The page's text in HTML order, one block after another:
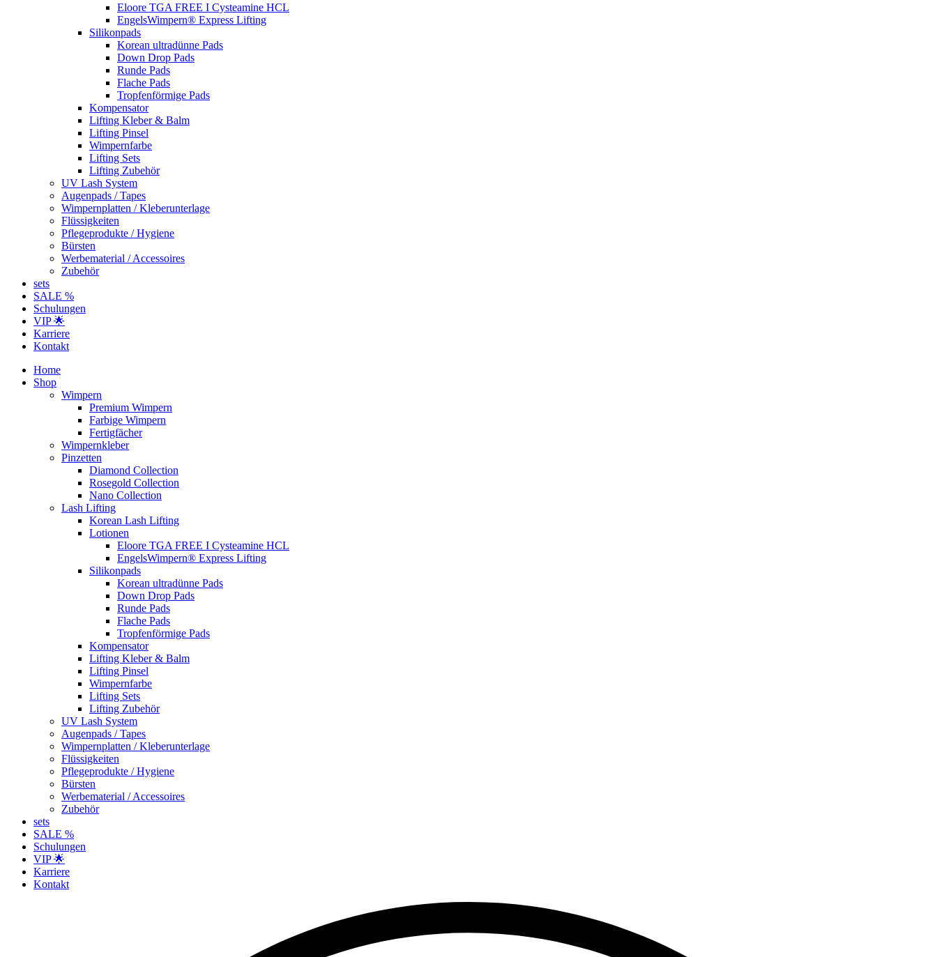
Eloore TGA FREE I Cysteamine HCL
EngelsWimpern® Express Lifting
Silikonpads
Korean ultradünne Pads
Down Drop Pads
Runde Pads
Flache Pads
Tropfenförmige Pads
Kompensator
Lifting Kleber & Balm
Lifting Pinsel
Wimpernfarbe
Lifting Sets
Lifting Zubehör
UV Lash System
Augenpads / Tapes
Wimpernplatten / Kleberunterlage
Flüssigkeiten
Pflegeprodukte / Hygiene
Bürsten
Werbematerial / Accessoires
Zubehör
sets
SALE %
Schulungen
VIP 🌟
Karriere
Kontakt
Home
Shop
Wimpern
Premium Wimpern
Farbige Wimpern
Fertigfächer
Wimpernkleber
Pinzetten
Diamond Collection
Rosegold Collection
Nano Collection
Lash Lifting
Korean Lash Lifting
Lotionen
Eloore TGA FREE I Cysteamine HCL
EngelsWimpern® Express Lifting
Silikonpads
Korean ultradünne Pads
Down Drop Pads
Runde Pads
Flache Pads
Tropfenförmige Pads
Kompensator
Lifting Kleber & Balm
Lifting Pinsel
Wimpernfarbe
Lifting Sets
Lifting Zubehör
UV Lash System
Augenpads / Tapes
Wimpernplatten / Kleberunterlage
Flüssigkeiten
Pflegeprodukte / Hygiene
Bürsten
Werbematerial / Accessoires
Zubehör
sets
SALE %
Schulungen
VIP 🌟
Karriere
Kontakt